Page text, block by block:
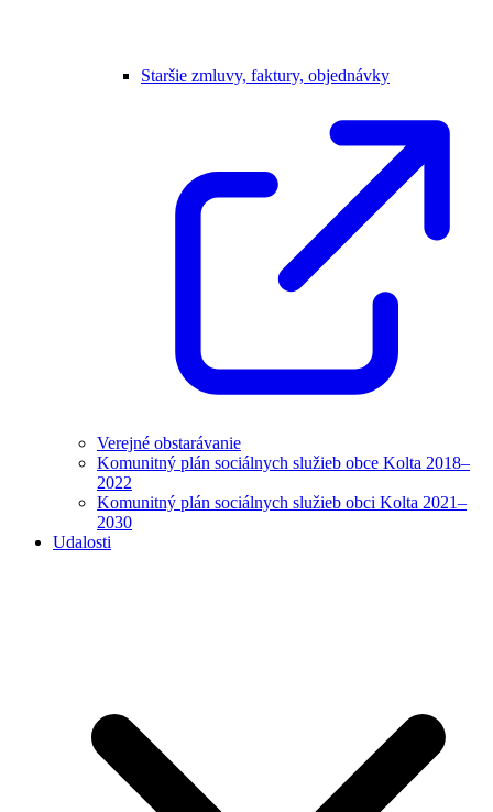
Staršie zmluvy, faktury, objednávky
Verejné obstarávanie
Komunitný plán sociálnych služieb obce Kolta 2018–
2022
Komunitný plán sociálnych služieb obci Kolta 2021–
2030
Udalosti